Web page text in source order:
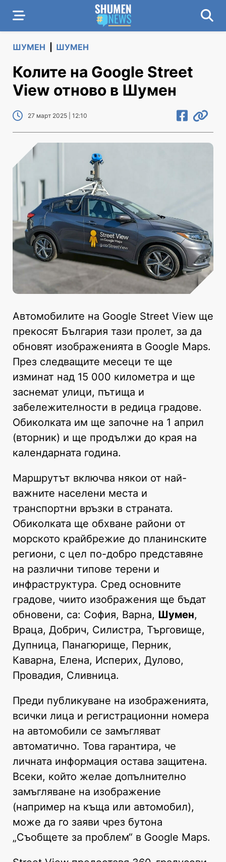
ШУМЕН ШУМЕН
Колите на Google Street
View отново в Шумен
27 март 2025 | 12:10
Автомобилите на Google Street View ще
прекосят България тази пролет, за да
обновят изображенията в Google Maps.
През следващите месеци те ще
изминат над 15 000 километра и ще
заснемат улици, пътища и
забележителности в редица градове.
Обиколката им ще започне на 1 април
(вторник) и ще продължи до края на
календарната година.
Маршрутът включва някои от най-
важните населени места и
транспортни връзки в страната.
Обиколката ще обхване райони от
морското крайбрежие до планинските
региони, с цел по-добро представяне
на различни типове терени и
инфраструктура. Сред основните
градове, чиито изображения ще бъдат
обновени, са: София, Варна, Шумен,
Враца, Добрич, Силистра, Търговище,
Дупница, Панагюрище, Перник,
Каварна, Елена, Исперих, Дулово,
Провадия, Сливница.
Преди публикуване на изображенията,
всички лица и регистрационни номера
на автомобили се замъгляват
автоматично. Това гарантира, че
личната информация остава защитена.
Всеки, който желае допълнително
замъгляване на изображение
(например на къща или автомобил),
може да го заяви чрез бутона
„Съобщете за проблем“ в Google Maps.